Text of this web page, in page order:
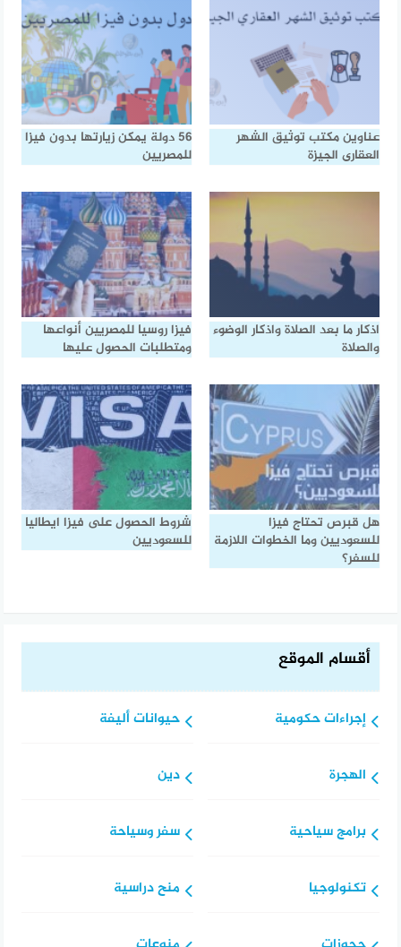
عناوين مكتب توثيق الشهر
العقارى الجيزة
56 دولة يمكن زيارتها بدون فيزا
للمصريين
اذكار ما بعد الصلاة واذكار الوضوء
والصلاة
فيزا روسيا للمصريين أنواعها
ومتطلبات الحصول عليها
هل قبرص تحتاج فيزا
للسعوديين وما الخطوات اللازمة
للسفر؟
شروط الحصول على فيزا ايطاليا
للسعوديين
أقسام الموقع
إجراءات حكومية
الهجرة
برامج سياحية
تكنولوجيا
حيوانات أليفة
دين
سفر وسياحة
منح دراسية